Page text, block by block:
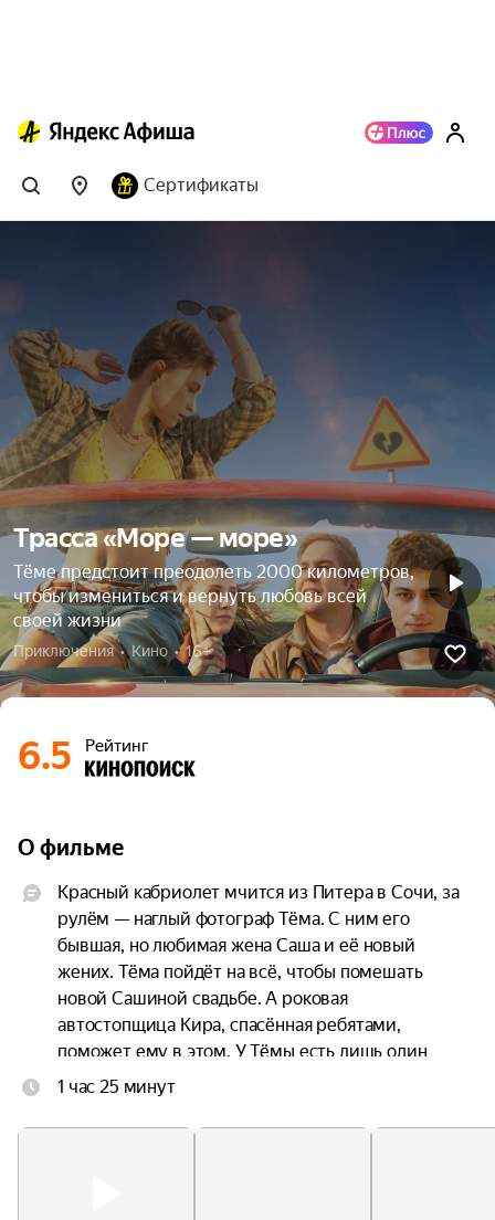
Сертификаты
Трасса «Море — море»
Тёме предстоит преодолеть 2000 километров,
чтобы измениться и вернуть любовь всей
своей жизни
Приключения  •  Кино  •  16+
6.5 Рейтинг
О фильме
Красный кабриолет мчится из Питера в Сочи, за
рулём — наглый фотограф Тёма. С ним его
бывшая, но любимая жена Саша и её новый
жених. Тёма пойдёт на всё, чтобы помешать
новой Сашиной свадьбе. А роковая
автостопщица Кира, спасённая ребятами,
поможет ему в этом. У Тёмы есть лишь один
путь через всю страну, чтобы измениться и
тормоза.
1 час 25 минут